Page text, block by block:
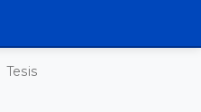
Tesis